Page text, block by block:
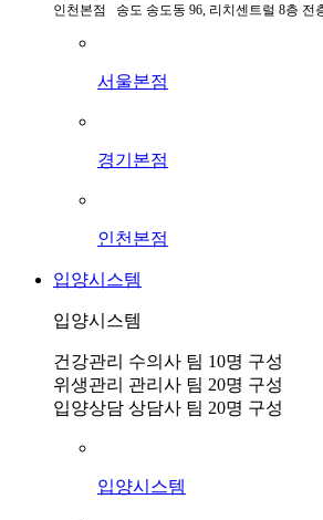
인천본점 송도 송도동 96, 리치센트럴 8층 전
서울본점
경기본점
인천본점
입양시스템
입양시스템
건강관리 수의사 팀 10명 구성
위생관리 관리사 팀 20명 구성
입양상담 상담사 팀 20명 구성
입양시스템